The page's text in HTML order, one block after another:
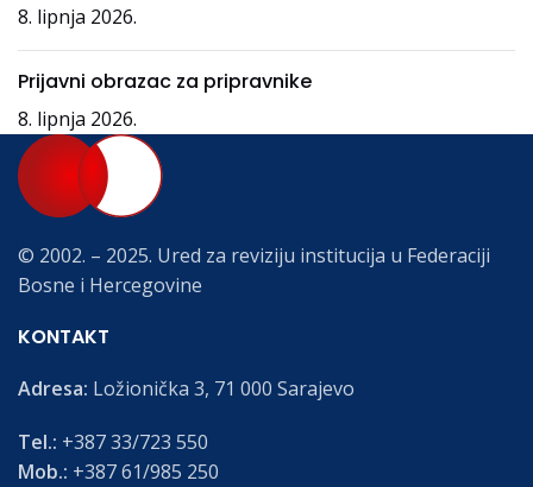
8. lipnja 2026.
Prijavni obrazac za pripravnike
8. lipnja 2026.
© 2002. – 2025. Ured za reviziju institucija u Federaciji
Bosne i Hercegovine
KONTAKT
Adresa: Ložionička 3, 71 000 Sarajevo
Tel.: +387 33/723 550
Mob.: +387 61/985 250